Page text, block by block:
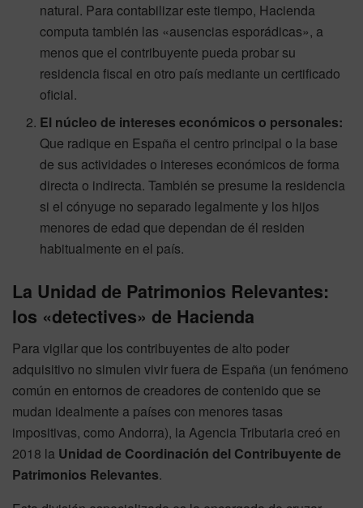
natural. Para contabilizar este tiempo, Hacienda
computa también las «ausencias esporádicas», a
menos que el contribuyente pueda probar su
residencia fiscal en otro país mediante un certificado
oficial.
El núcleo de intereses económicos o personales:
Que radique en España el centro principal o la base
de sus actividades o intereses económicos de forma
directa o indirecta. También se presume la residencia
si el cónyuge no separado legalmente y los hijos
menores de edad que dependan de él residen
habitualmente en el país.
La Unidad de Patrimonios Relevantes:
los «detectives» de Hacienda
Para vigilar que los contribuyentes de alto poder
adquisitivo no simulen vivir fuera de España (un fenómeno
común en entornos de creadores de contenido que se
mudan idealmente a países con menores tasas
impositivas, como Andorra), la Agencia Tributaria creó en
2018 la Unidad de Coordinación del Contribuyente de
Patrimonios Relevantes.